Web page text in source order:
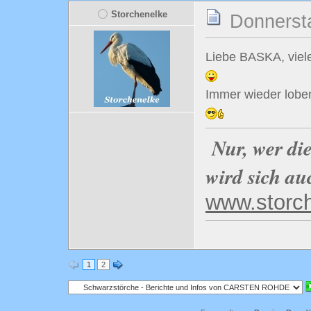
Storchenelke
Liebe BASKA,
Immer wieder
Nur, wer
wird sich
1 2